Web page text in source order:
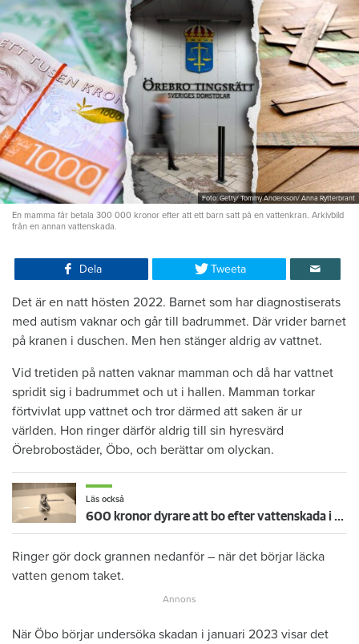
Foto: Getty/ Tommy Andersson/ Anna Rytterbrant
En mamma får betala 300 000 kronor efter att ett barn satt på en vattenkran. Arkivbild
från en annan vattenskada.
Dela Tweeta
Det är en natt hösten 2022. Barnet som har diagnostiserats
med autism vaknar och går till badrummet. Där vrider barnet
på kranen i duschen. Men hen stänger aldrig av vattnet.
Vid tretiden på natten vaknar mamman och då har vattnet
spridit sig i badrummet och ut i hallen. Mamman torkar
förtvivlat upp vattnet och tror därmed att saken är ur
världen. Hon ringer därför aldrig till sin hyresvärd
Örebrobostäder, Öbo, och berättar om olyckan.
Läs också
600 kronor dyrare att bo efter vattenskada i Varberg
Ringer gör dock grannen nedanför – när det börjar läcka
vatten genom taket.
När Öbo börjar undersöka skadan i januari 2023 visar det